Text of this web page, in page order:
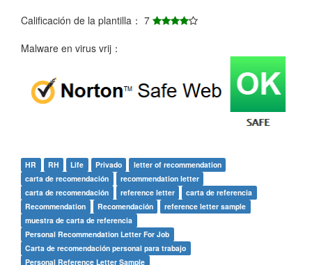
Calificación de la plantilla： 7
Malware en virus vrij：
HR RH Life Privado
letter of recommendation
carta de recomendación
recommendation letter
carta de recomendación
reference letter
carta de referencia
Recommendation
Recomendación
reference letter sample
muestra de carta de referencia
Personal Recommendation Letter For Job
Carta de recomendación personal para trabajo
Personal Reference Letter Sample